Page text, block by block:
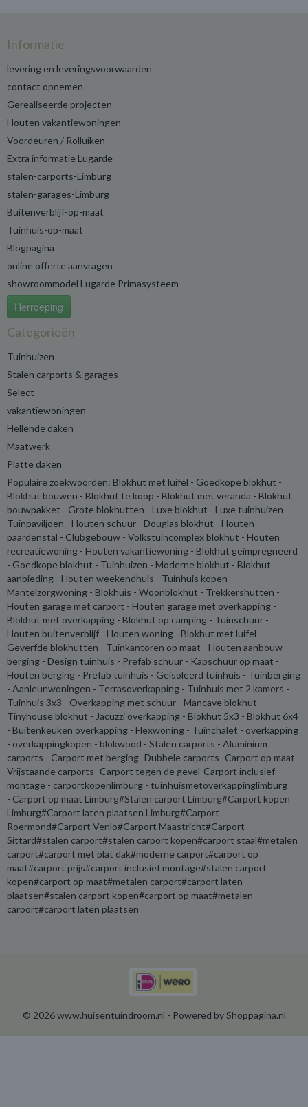
Informatie
levering en leveringsvoorwaarden
contact opnemen
Gerealiseerde projecten
Houten vakantiewoningen
Voordeuren / Rolluiken
Extra informatie Lugarde
stalen-carports-Limburg
stalen-garages-Limburg
Buitenverblijf-op-maat
Tuinhuis-op-maat
Blogpagina
online offerte aanvragen
showroommodel Lugarde Primasysteem
Herroeping
Categorieën
Tuinhuizen
Stalen carports & garages
Select
vakantiewoningen
Hellende daken
Maatwerk
Platte daken
Populaire zoekwoorden: Blokhut met luifel - Goedkope blokhut -
Blokhut bouwen - Blokhut te koop - Blokhut met veranda - Blokhut
bouwpakket - Grote blokhutten - Luxe blokhut - Luxe tuinhuizen -
Tuinpaviljoen - Houten schuur - Douglas blokhut - Houten
paardenstal - Clubgebouw - Volkstuincomplex blokhut - Houten
recreatiewoning - Houten vakantiewoning - Blokhut geimpregneerd
- Goedkope blokhut - Tuinhuizen - Moderne blokhut - Blokhut
aanbieding - Houten weekendhuis - Tuinhuis kopen -
Mantelzorgwoning - Blokhuis - Woonblokhut - Trekkershutten -
Houten garage met carport - Houten garage met overkapping -
Blokhut met overkapping - Blokhut op camping - Tuinschuur -
Houten buitenverblijf - Houten woning - Blokhut met luifel -
Geverfde blokhutten - Tuinkantoren op maat - Houten aanbouw
berging - Design tuinhuis - Prefab schuur - Kapschuur op maat -
Houten berging - Prefab tuinhuis - Geisoleerd tuinhuis - Tuinberging
- Aanleunwoningen - Terrasoverkapping - Tuinhuis met 2 kamers -
Tuinhuis 3x3 - Overkapping met schuur - Mancave blokhut -
Tinyhouse blokhut - Jacuzzi overkapping - Blokhut 5x3 - Blokhut 6x4
- Buitenkeuken overkapping - Flexwoning - Tuinchalet - overkapping
- overkappingkopen - blokwood - Stalen carports - Aluminium
carports - Carport met berging -Dubbele carports- Carport op maat-
Vrijstaande carports- Carport tegen de gevel-Carport inclusief
montage - carportkopenlimburg - tuinhuismetoverkappinglimburg
- Carport op maat Limburg#Stalen carport Limburg#Carport kopen
Limburg#Carport laten plaatsen Limburg#Carport
Roermond#Carport Venlo#Carport Maastricht#Carport
Sittard#stalen carport#stalen carport kopen#carport staal#metalen
carport#carport met plat dak#moderne carport#carport op
maat#carport prijs#carport inclusief montage#stalen carport
kopen#carport op maat#metalen carport#carport laten
plaatsen#stalen carport kopen#carport op maat#metalen
carport#carport laten plaatsen
© 2026 www.huisentuindroom.nl - Powered by Shoppagina.nl